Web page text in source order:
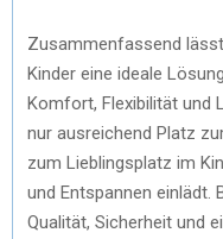
Zusammenfassend
Kinder eine ideale
Komfort, Flexibilität und
nur ausreichend Platz
zum Lieblingsplatz im
und Entspannen einlädt.
Qualität, Sicherheit und